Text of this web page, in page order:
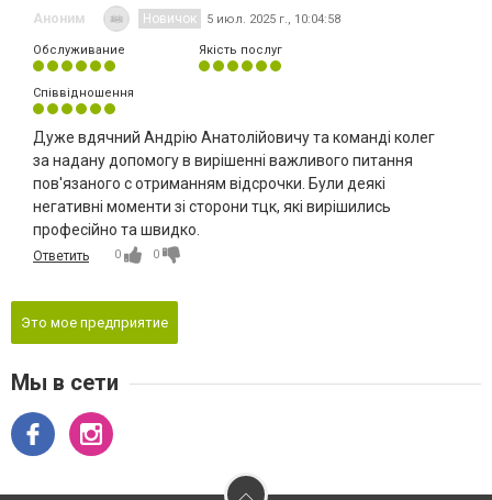
Аноним Новичок 5 июл. 2025 г., 10:04:58
Обслуживание Якість послуг
Співвідношення
Дуже вдячний Андрію Анатолійовичу та команді колег
за надану допомогу в вирішенні важливого питання
пов'язаного с отриманням відсрочки. Були деякі
негативні моменти зі сторони тцк, які вирішились
професійно та швидко.
Ответить 0 0
Это мое предприятие
Мы в сети